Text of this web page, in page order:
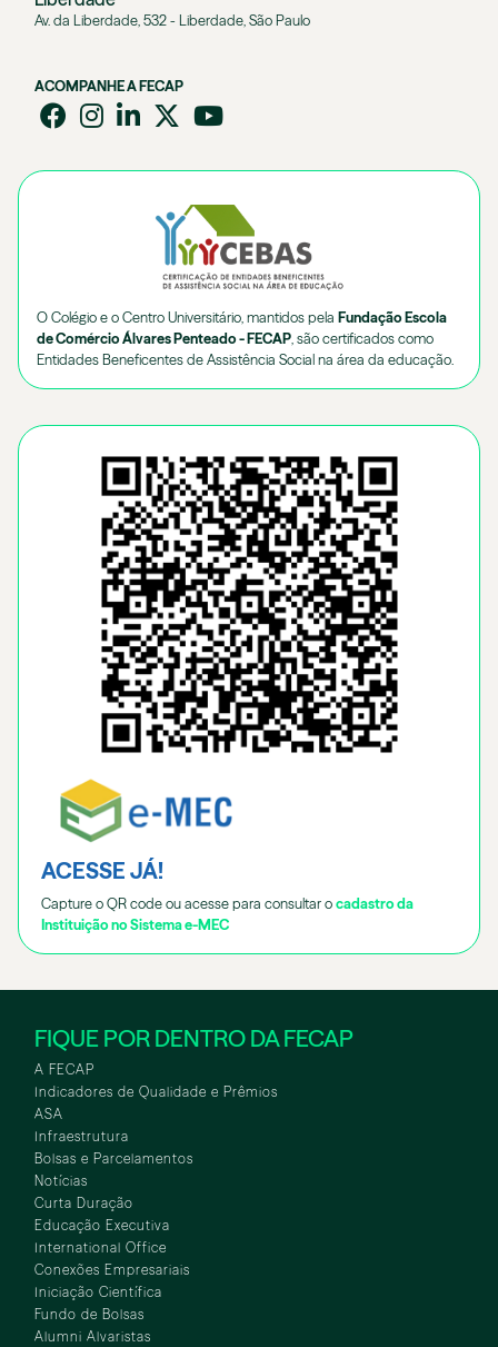
Av. da Liberdade, 532 - Liberdade, São Paulo
ACOMPANHE A FECAP
O Colégio e o Centro Universitário, mantidos pela Fundação Escola
de Comércio Álvares Penteado - FECAP , são certificados como
Entidades Beneficentes de Assistência Social na área da educação.
ACESSE JÁ!
Capture o QR code ou acesse para consultar o cadastro da
Instituição no Sistema e-MEC
FIQUE POR DENTRO DA FECAP
A FECAP
Indicadores de Qualidade e Prêmios
ASA
Infraestrutura
Bolsas e Parcelamentos
Notícias
Curta Duração
Educação Executiva
International Office
Conexões Empresariais
Iniciação Científica
Fundo de Bolsas
Alumni Alvaristas